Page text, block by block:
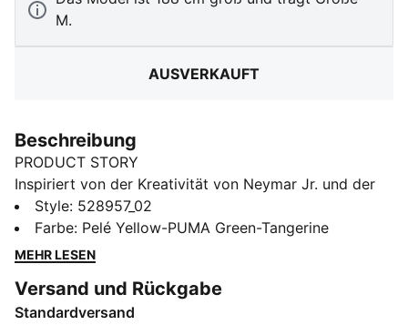
M.
AUSVERKAUFT
Beschreibung
PRODUCT STORY
Inspiriert von der Kreativität von Neymar Jr. und der
Leidenschaft Brasiliens – dieses bedruckte Piece sitzt
super bequem und bewegt sich mit dir – ob bei
lockeren Fußballrunden im Park oder bei Sessions auf
connecten oder einfach deine Liebe zum Spiel zeigen
willst.
Style: 528957_02
Farbe: Pelé Yellow-PUMA Green-Tangerine
MEHR LESEN
Versand und Rückgabe
Standardversand